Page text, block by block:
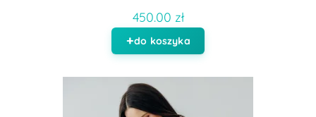
450.00 zł
do koszyka